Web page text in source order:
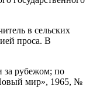
в сельских
проса. В
за рубежом; по
мир», 1965, №